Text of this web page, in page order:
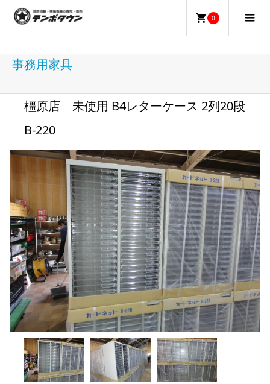
0
事務用家具
橿原店 未使用 B4レターケース 2列20段
B-220